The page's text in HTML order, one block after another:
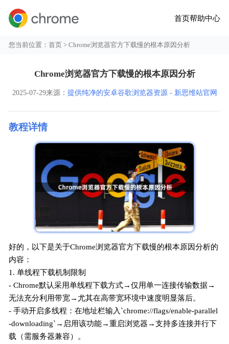
首页帮助中心
您当前位置：首页 > Chrome浏览器官方下载慢的根本原因分析
Chrome浏览器官方下载慢的根本原因分析
2025-07-29来源： 提供纯净的安卓谷歌浏览器资源 - 新思维站官网
教程详情
好的，以下是关于Chrome浏览器官方下载慢的根本原因分析的
内容：
1. 单线程下载机制限制
- Chrome默认采用单线程下载方式→仅用单一连接传输数据→
无法充分利用带宽→尤其在高带宽环境中速度明显落后。
- 手动开启多线程：在地址栏输入`chrome://flags/enable-parallel
-downloading`→启用该功能→重启浏览器→支持多连接并行下
载（需服务器兼容）。